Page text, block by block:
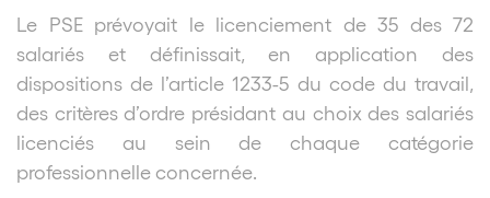
Le PSE prévoyait le licenciement de 35 des 72
salariés et définissait, en application des
dispositions de l’article 1233-5 du code du travail,
des critères d’ordre présidant au choix des salariés
licenciés au sein de chaque catégorie
professionnelle concernée.